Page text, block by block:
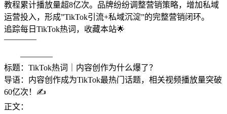
教程累计播放量超8亿次。品牌纷纷调整营销策略，增加私域
运营投入，形成”TikTok引流+私域沉淀”的完整营销闭环。
追踪每日TikTok热词，收藏本站🌟
————
————
标题：TikTok热词｜内容创作为什么爆了？
导语：内容创作成为TikTok最热门话题，相关视频播放量突破
60亿次！✍️
正文：